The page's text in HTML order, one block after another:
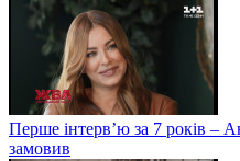
Перше інтерв’ю за 7 років –
замовив